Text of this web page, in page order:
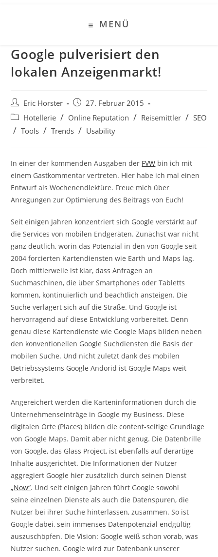
MENÜ
Google pulverisiert den
lokalen Anzeigenmarkt!
Beitrags-
Autor:
Eric Horster
Beitrag
veröffentlicht:
27. Februar 2015
Beitrags-
Kategorie:
Hotellerie / Online Reputation / Reisemittler / SEO
/ Tools / Trends / Usability
In einer der kommenden Ausgaben der FVW bin ich mit
einem Gastkommentar vertreten. Hier habe ich mal einen
Entwurf als Wochenendlektüre. Freue mich über
Anregungen zur Optimierung des Beitrags von Euch!
Seit einigen Jahren konzentriert sich Google verstärkt auf
die Services von mobilen Endgeräten. Zunächst war nicht
ganz deutlich, worin das Potenzial in den von Google seit
2004 forcierten Kartendiensten wie Earth und Maps lag.
Doch mittlerweile ist klar, dass Anfragen an
Suchmaschinen, die über Smartphones oder Tabletts
kommen, kontinuierlich und beachtlich ansteigen. Die
Suche verlagert sich auf die Straße. Und Google ist
hervorragend auf diese Entwicklung vorbereitet. Denn
genau diese Kartendienste wie Google Maps bilden neben
den konventionellen Google Suchdiensten die Basis der
mobilen Suche. Und nicht zuletzt dank des mobilen
Betriebssystems Google Andorid ist Google Maps weit
verbreitet.
Angereichert werden die Karteninformationen durch die
Unternehmenseinträge in Google my Business. Diese
digitalen Orte (Places) bilden die content-seitige Grundlage
von Google Maps. Damit aber nicht genug. Die Datenbrille
von Google, das Glass Project, ist ebenfalls auf derartige
Inhalte ausgerichtet. Die Informationen der Nutzer
aggregiert Google hier zusätzlich durch seinen Dienst
„Now“. Und seit einigen Jahren führt Google sowohl
seine einzelnen Dienste als auch die Datenspuren, die
Nutzer bei ihrer Suche hinterlassen, zusammen. So ist
Google dabei, sein immenses Datenpotenzial endgültig
auszuschöpfen. Die Vision: Google weiß schon vorab, was
Nutzer suchen. Google wird zur Datenbank unserer